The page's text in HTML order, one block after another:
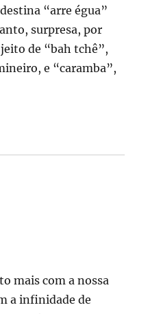
“arre égua”
surpresa, por
de “bah tchê”,
e “caramba”,
mais com a nossa
a infinidade de